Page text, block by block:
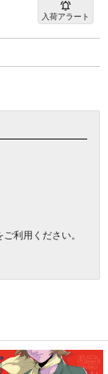
入荷アラート
利用ください。